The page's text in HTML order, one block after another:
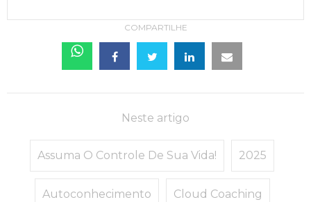
COMPARTILHE
Neste artigo
Assuma O Controle De Sua Vida! 2025
Autoconhecimento Cloud Coaching